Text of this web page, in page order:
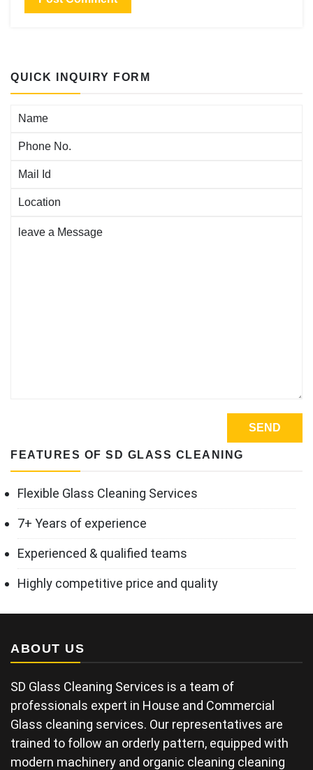
QUICK INQUIRY FORM
FEATURES OF SD GLASS CLEANING
Flexible Glass Cleaning Services
7+ Years of experience
Experienced & qualified teams
Highly competitive price and quality
ABOUT US
SD Glass Cleaning Services is a team of
professionals expert in House and Commercial
Glass cleaning services. Our representatives are
trained to follow an orderly pattern, equipped with
modern machinery and organic cleaning cleaning